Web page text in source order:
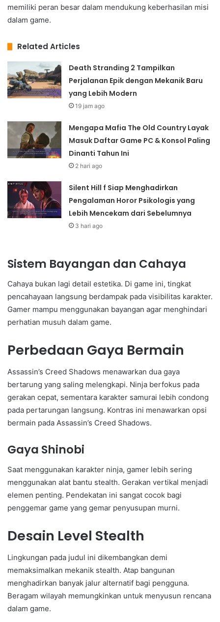
memiliki peran besar dalam mendukung keberhasilan misi
dalam game.
Related Articles
Death Stranding 2 Tampilkan
Perjalanan Epik dengan Mekanik Baru
yang Lebih Modern
19 jam ago
Mengapa Mafia The Old Country Layak
Masuk Daftar Game PC & Konsol Paling
Dinanti Tahun Ini
2 hari ago
Silent Hill f Siap Menghadirkan
Pengalaman Horor Psikologis yang
Lebih Mencekam dari Sebelumnya
3 hari ago
Sistem Bayangan dan Cahaya
Cahaya bukan lagi detail estetika. Di game ini, tingkat
pencahayaan langsung berdampak pada visibilitas karakter.
Gamer mampu menggunakan bayangan agar menghindari
perhatian musuh dalam game.
Perbedaan Gaya Bermain
Assassin’s Creed Shadows menawarkan dua gaya
bertarung yang saling melengkapi. Ninja berfokus pada
gerakan cepat, sementara karakter samurai lebih condong
pada pertarungan langsung. Kontras ini menawarkan opsi
bermain pada Assassin’s Creed Shadows.
Gaya Shinobi
Saat menggunakan karakter ninja, gamer lebih sering
menggunakan alat bantu stealth. Gerakan vertikal menjadi
elemen penting. Pendekatan ini sangat cocok bagi
penggemar game yang gemar penyusupan murni.
Desain Level Stealth
Lingkungan pada judul ini dikembangkan demi
memaksimalkan mekanik stealth. Atap bangunan
menghadirkan banyak jalur alternatif bagi pengguna.
Beragam wilayah memungkinkan untuk menyusun rencana
dalam game.